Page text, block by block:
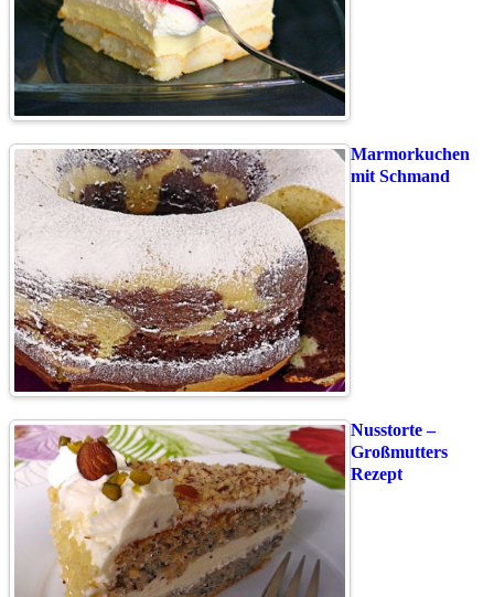
Marmorkuchen
mit Schmand
Nusstorte –
Großmutters
Rezept